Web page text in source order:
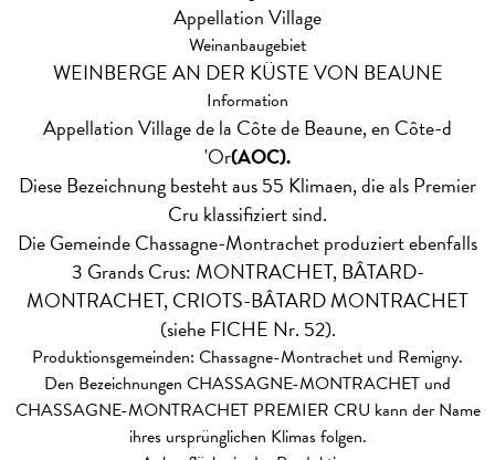
Appellation Village
Weinanbaugebiet
WEINBERGE AN DER KÜSTE VON BEAUNE
Information
Appellation Village de la Côte de Beaune, en Côte-d
'Or(AOC).
Diese Bezeichnung besteht aus 55 Klimaen, die als Premier
Cru klassifiziert sind.
Die Gemeinde Chassagne-Montrachet produziert ebenfalls
3 Grands Crus: MONTRACHET, BÂTARD-
MONTRACHET, CRIOTS-BÂTARD MONTRACHET
(siehe FICHE Nr. 52).
Produktionsgemeinden: Chassagne-Montrachet und Remigny.
Den Bezeichnungen CHASSAGNE-MONTRACHET und
CHASSAGNE-MONTRACHET PREMIER CRU kann der Name
ihres ursprünglichen Klimas folgen.